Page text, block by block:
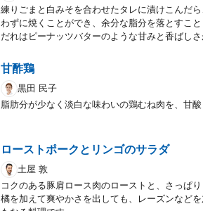
練りごまと白みそを合わせたタレに漬けこんだ
わずに焼くことができ、余分な脂分を落とすこ
だれはピーナッツバターのような甘みと香ばし
甘酢鶏
黒田 民子
脂肪分が少なく淡白な味わいの鶏むね肉を、甘酸
ローストポークとリンゴのサラダ
土屋 敦
コクのある豚肩ロース肉のローストと、さっぱ
橘を加えて爽やかさを出しても、レーズンなど